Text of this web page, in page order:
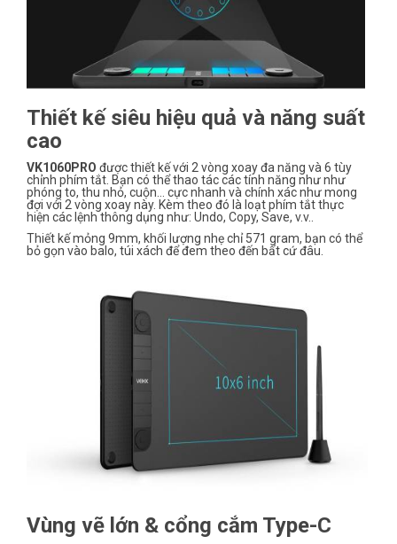
Thiết kế siêu hiệu quả và năng suất
cao
VK1060PRO được thiết kế với 2 vòng xoay đa năng và 6 tùy
chỉnh phím tắt. Bạn có thể thao tác các tính năng như như
phóng to, thu nhỏ, cuộn… cực nhanh và chính xác như mong
đợi với 2 vòng xoay này. Kèm theo đó là loạt phím tắt thực
hiện các lệnh thông dụng như: Undo, Copy, Save, v.v..
Thiết kế mỏng 9mm, khối lượng nhẹ chỉ 571 gram, bạn có thể
bỏ gọn vào balo, túi xách để đem theo đến bất cứ đâu.
Vùng vẽ lớn & cổng cắm Type-C